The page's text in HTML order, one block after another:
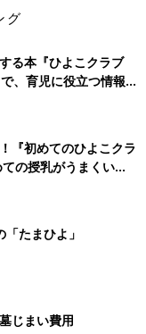
グ
る本『ひよこクラブ
、育児に役立つ情報が
『初めてのひよこクラ
の授乳がうまくい
夏のトラブル 解決テ
たまひよ」
じまい費用